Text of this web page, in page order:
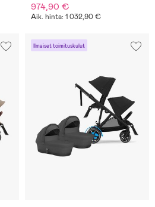
974,90 €
Aik. hinta: 1 032,90 €
Ilmaiset toimituskulut